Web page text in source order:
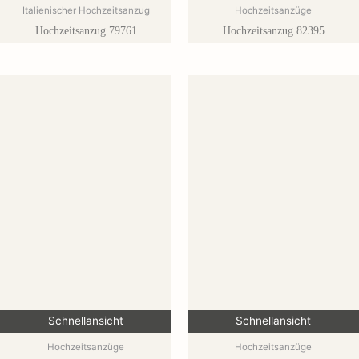
Italienischer Hochzeitsanzug
Hochzeitsanzug 79761
Hochzeitsanzüge
Hochzeitsanzug 82395
Schnellansicht
Hochzeitsanzüge
Schnellansicht
Hochzeitsanzüge